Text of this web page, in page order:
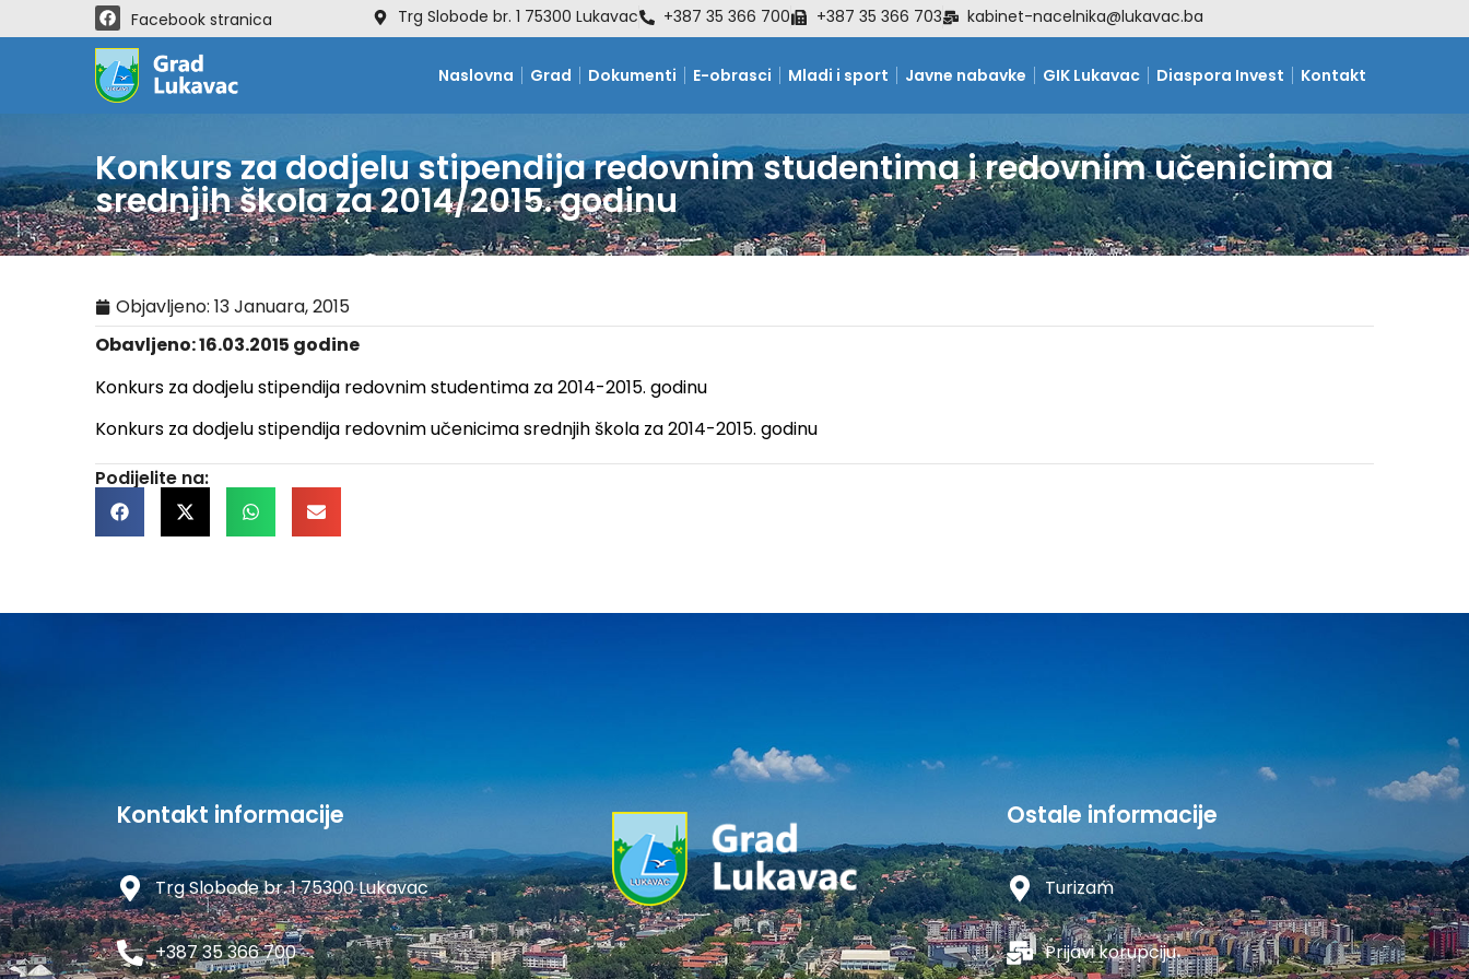
Trg Slobode br. 1 75300 Lukavac +387 35 366 700 +387 35 366 703 kabinet-nacelnika@lukavac.ba
Facebook stranica
Naslovna Grad Dokumenti E-obrasci Mladi i sport Javne nabavke GIK Lukavac Diaspora Invest Kontakt
Konkurs za dodjelu stipendija redovnim studentima i redovnim učenicima
srednjih škola za 2014/2015. godinu
Objavljeno: 13 Januara, 2015
Obavljeno: 16.03.2015 godine
Konkurs za dodjelu stipendija redovnim studentima za 2014-2015. godinu
Konkurs za dodjelu stipendija redovnim učenicima srednjih škola za 2014-2015. godinu
Podijelite na:
Kontakt informacije
Trg Slobode br. 1 75300 Lukavac
+387 35 366 700
Ostale informacije
Turizam
Prijavi korupciju